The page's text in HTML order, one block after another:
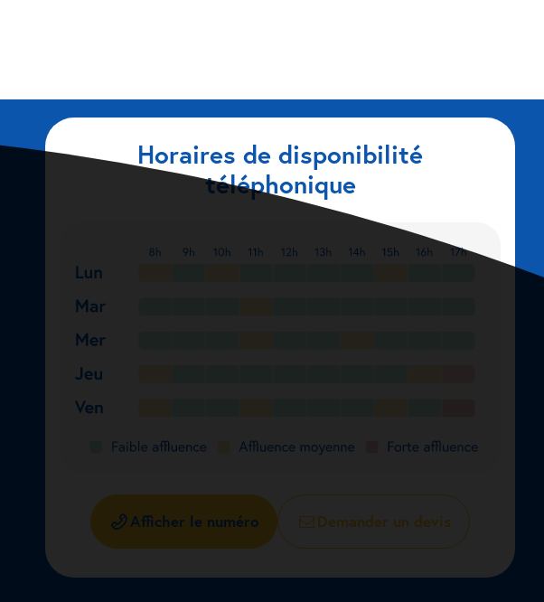
Horaires de disponibilité
téléphonique
Afficher le numéro Demander un devis